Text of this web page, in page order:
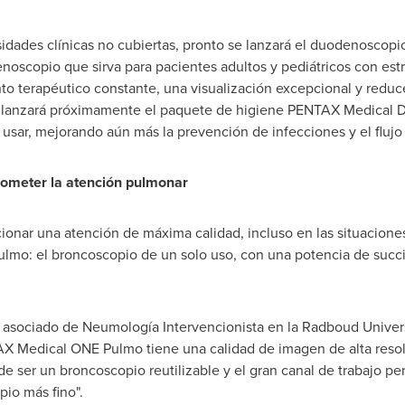
clínicas no cubiertas, pronto se lanzará el
que sirva para pacientes adultos y pediátricos con
terapéutico constante, una visualización excepcional y
próximamente el paquete de higiene PENTAX Medical
mejorando aún más la prevención de infecciones y el
la atención pulmonar
una atención de máxima calidad, incluso en las
el broncoscopio de un solo uso, con una potencia de
de Neumología Intervencionista en la Radboud
Medical ONE Pulmo tiene una calidad de imagen de alta
ser un broncoscopio reutilizable y el gran canal de trabajo
más fino".